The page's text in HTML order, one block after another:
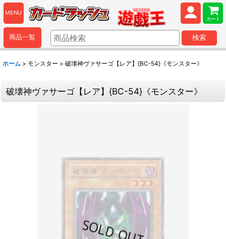
MENU
カート
商品一覧 検索
ホーム > モンスター > 破壊神ヴァサーゴ【レア】{BC-54}《モンスター》
破壊神ヴァサーゴ【レア】{BC-54}《モンスター》